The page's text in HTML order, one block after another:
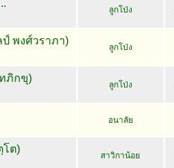
ลูกโป่ง
พงศ์วราภา)
ลูกโป่ง
ภิกขุ)
ลูกโป่ง
อนาลัย
ต)
สาวิกาน้อย